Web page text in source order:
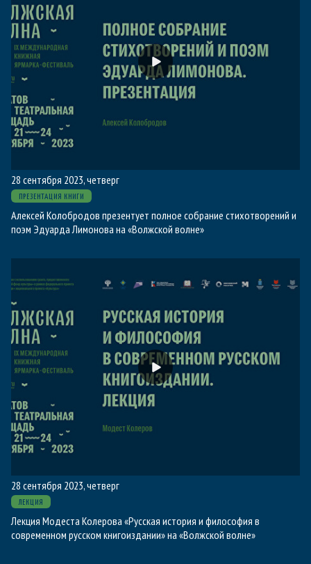
28 сентября 2023, четверг
ПРЕЗЕНТАЦИЯ КНИГИ
Алексей Колобродов презентует полное собрание стихотворений и
поэм Эдуарда Лимонова на «Волжской волне»
28 сентября 2023, четверг
ЛЕКЦИЯ
Лекция Модеста Колерова «Русская история и философия в
современном русском книгоиздании» на «Волжской волне»